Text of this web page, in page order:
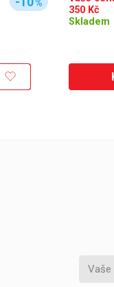
%
350 Kč
Skladem